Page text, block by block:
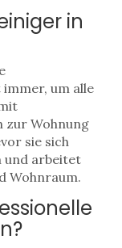
in
um alle
zur Wohnung
sie sich
und arbeitet
Wohnraum.